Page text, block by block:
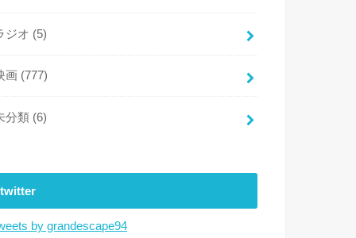
ジオ (5)
画 (777)
分類 (6)
twitter
by grandescape94